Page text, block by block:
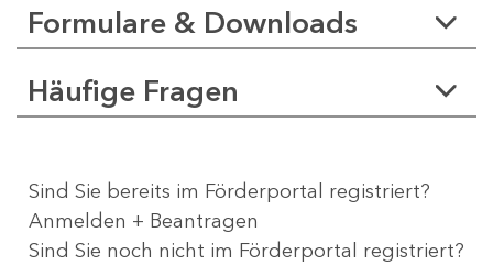
Formulare & Downloads
Häufige Fragen
Sind Sie bereits im Förderportal registriert?
Anmelden + Beantragen
Sind Sie noch nicht im Förderportal registriert?